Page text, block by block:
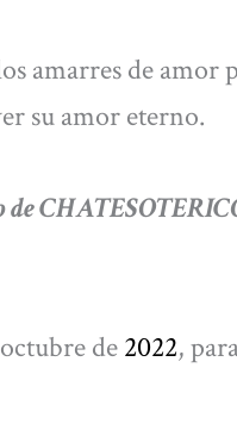
amarres de amor
su amor eterno.
de
de2022,